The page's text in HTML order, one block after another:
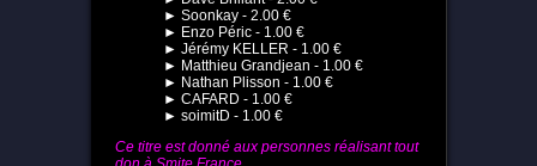
► Soonkay - 2.00 €
► Enzo Péric - 1.00 €
► Jérémy KELLER - 1.00 €
► Matthieu Grandjean - 1.00 €
► Nathan Plisson - 1.00 €
► CAFARD - 1.00 €
► soimitD - 1.00 €
Ce titre est donné aux personnes réalisant tout